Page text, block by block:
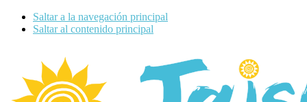
Saltar a la navegación principal
Saltar al contenido principal